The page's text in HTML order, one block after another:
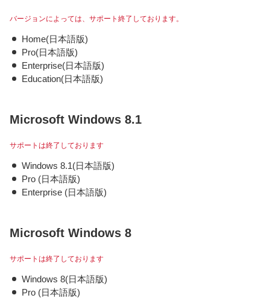
バージョンによっては、サポート終了しております。
Home(日本語版)
Pro(日本語版)
Enterprise(日本語版)
Education(日本語版)
Microsoft Windows 8.1
サポートは終了しております
Windows 8.1(日本語版)
Pro (日本語版)
Enterprise (日本語版)
Microsoft Windows 8
サポートは終了しております
Windows 8(日本語版)
Pro (日本語版)